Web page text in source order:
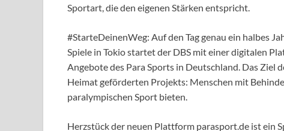
Sportart, die den eigenen Stärken entspricht.
#StarteDeinenWeg: Auf den Tag genau ein halbes
Spiele in Tokio startet der DBS mit einer digitalen
Angebote des Para Sports in Deutschland. Das Ziel
Heimat geförderten Projekts: Menschen mit
paralympischen Sport bieten.
Herzstück der neuen Plattform parasport.de ist ein